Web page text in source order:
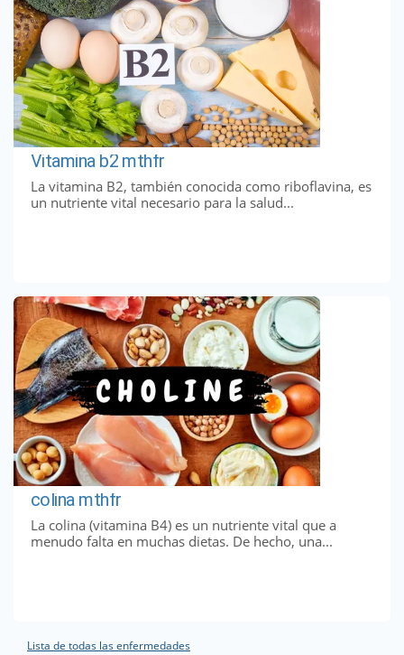
Vitamina b2 mthfr
La vitamina B2, también conocida como riboflavina, es
un nutriente vital necesario para la salud...
colina mthfr
La colina (vitamina B4) es un nutriente vital que a
menudo falta en muchas dietas. De hecho, una...
Lista de todas las enfermedades